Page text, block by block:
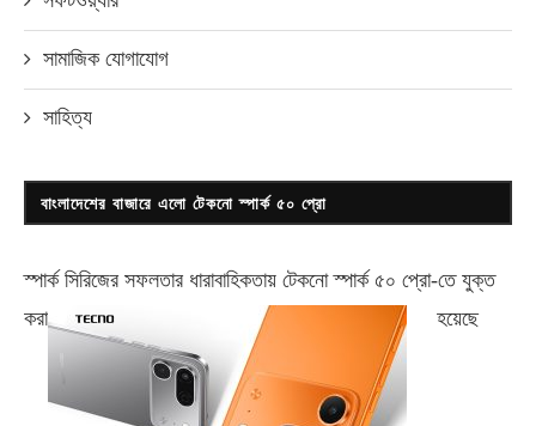
সামাজিক যোগাযোগ
সাহিত্য
বাংলাদেশের বাজারে এলো টেকনো স্পার্ক ৫০ প্রো
স্পার্ক সিরিজের সফলতার ধারাবাহিকতায় টেকনোস্পার্ক ৫০ প্রো-তে যুক্ত
করা
হয়েছে